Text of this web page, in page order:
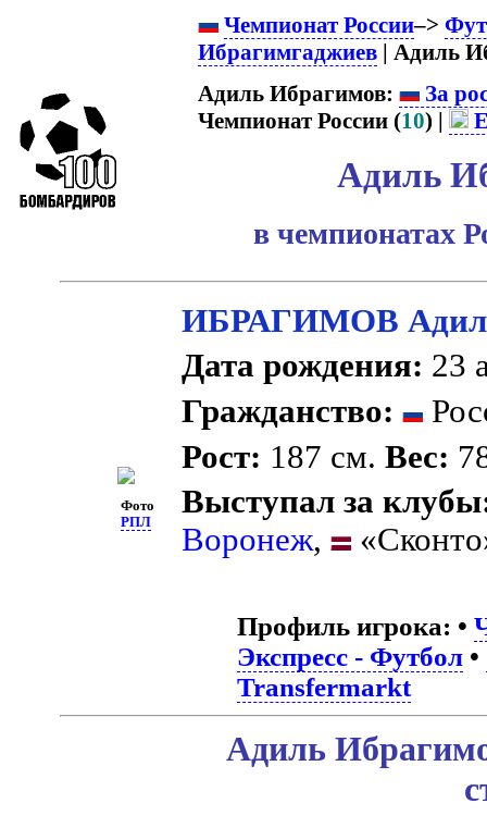
Чемпионат России–>
Ибрагимгаджиев | Адиль
Адиль Ибрагимов:
За
Чемпионат России (10) |
Адиль
в чемпионатах
Фото
РПЛ
ИБРАГИМОВ
Дата рождения: 23
Гражданство:
Рост: 187 см.Вес:
Выступал за
Воронеж,
Профиль игрока: •
Экспресс - Футбол •
Transfermarkt
Адиль